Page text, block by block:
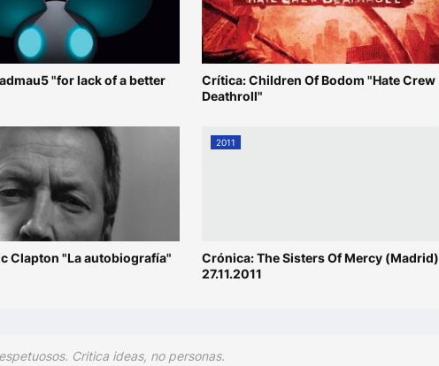
"for lack of a better
Crítica: Children Of Bodom "Hate Crew
Deathroll"
Clapton "La autobiografía"
2011
Crónica: The Sisters Of Mercy (Madrid)
27.11.2011
Critica ideas, no personas.